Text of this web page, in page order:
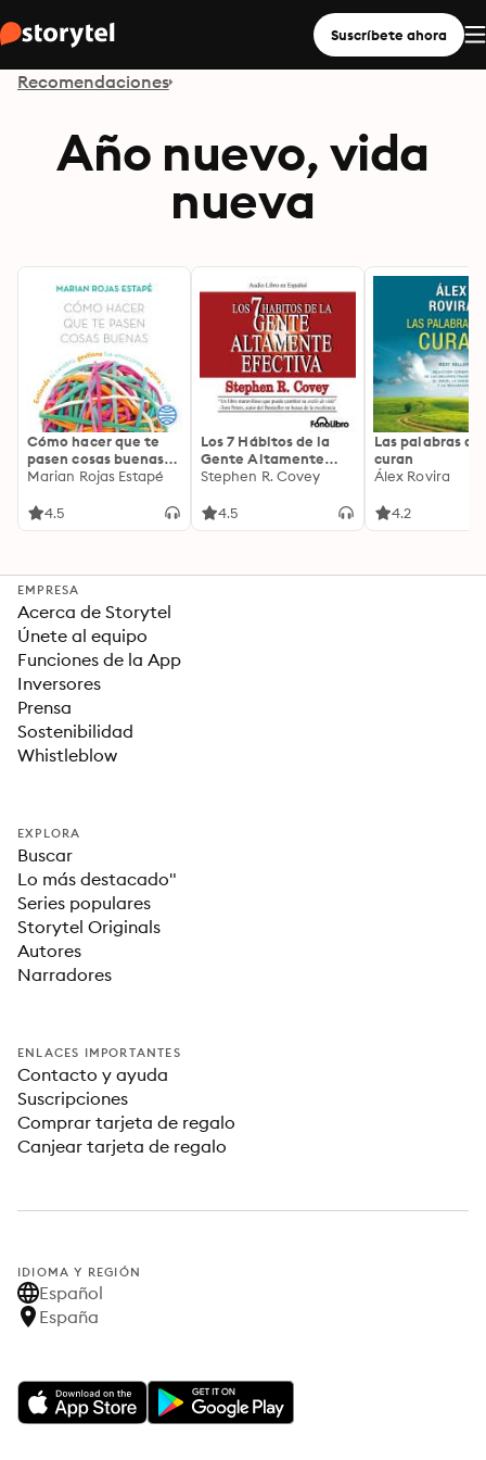
Suscríbete ahora
Recomendaciones
Año nuevo, vida
nueva
Cómo hacer que te
pasen cosas buenas:
Entiende tu cerebro,
emociones, mejora tu
Marian Rojas Estapé
4.5
Los 7 Hábitos de la
Gente Altamente
Efectiva
Stephen R. Covey
4.5
Las palabras
curan
Álex Rovira
4.2
EMPRESA
Acerca de Storytel
Únete al equipo
Funciones de la App
Inversores
Prensa
Sostenibilidad
Whistleblow
EXPLORA
Buscar
Lo más destacado"
Series populares
Storytel Originals
Autores
Narradores
ENLACES IMPORTANTES
Contacto y ayuda
Suscripciones
Comprar tarjeta de regalo
Canjear tarjeta de regalo
IDIOMA Y REGIÓN
Español
España